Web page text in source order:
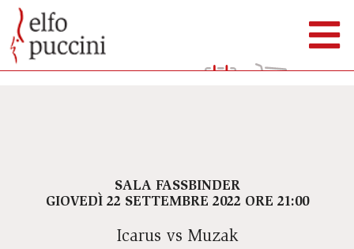
SALA FASSBINDER
GIOVEDÌ 22 SETTEMBRE 2022 ORE 21:00
Icarus vs Muzak